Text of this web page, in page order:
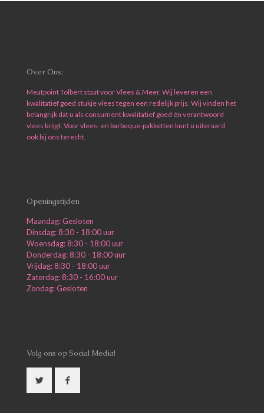
Over Ons:
Meatpoint Tolbert staat voor Vlees & Meer. Wij leveren een
kwalitatief goed stukje vlees tegen een redelijk prijs. Wij vinden het
belangrijk dat u als consument kwalitatief goed én verantwoord
vlees krijgt. Voor vlees- en barbeque-pakketten kunt u uiteraard
ook bij ons terecht.
Openingstijden
Maandag: Gesloten
Dinsdag: 8:30 - 18:00 uur
Woensdag: 8:30 - 18:00 uur
Donderdag: 8:30 - 18:00 uur
Vrijdag: 8:30 - 18:00 uur
Zaterdag: 8:30 - 16:00 uur
Zondag: Gesloten
Volg ons op Social Media!